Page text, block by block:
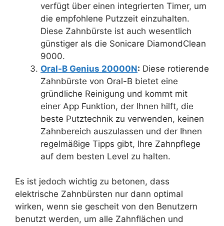
verfügt über einen integrierten Timer, um
die empfohlene Putzzeit einzuhalten.
Diese Zahnbürste ist auch wesentlich
günstiger als die Sonicare DiamondClean
9000.
Oral-B Genius 20000N: Diese rotierende
Zahnbürste von Oral-B bietet eine
gründliche Reinigung und kommt mit
einer App Funktion, der Ihnen hilft, die
beste Putztechnik zu verwenden, keinen
Zahnbereich auszulassen und der Ihnen
regelmäßige Tipps gibt, Ihre Zahnpflege
auf dem besten Level zu halten.
Es ist jedoch wichtig zu betonen, dass
elektrische Zahnbürsten nur dann optimal
wirken, wenn sie gescheit von den Benutzern
benutzt werden, um alle Zahnflächen und